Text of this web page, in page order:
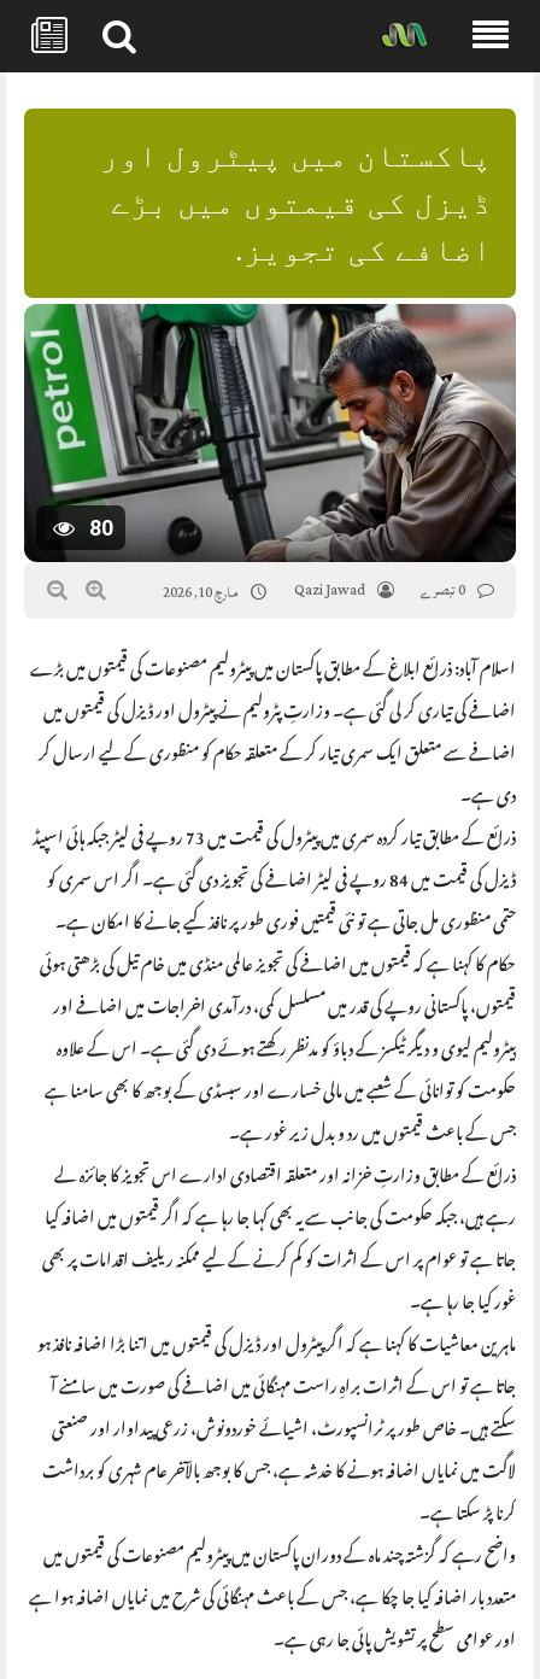
content
پاکستان میں پیٹرول اور
ڈیزل کی قیمتوں میں بڑے
اضافے کی تجویز.
80
Qazi Jawad مارچ 10, 2026
اسلام آباد: ذرائع ابلاغ کے مطابق پاکستان میں پیٹرولیم مصنوعات کی قیمتوں میں بڑے
اضافے کی تیاری کر لی گئی ہے۔ وزارتِ پٹرولیم نے پیٹرول اور ڈیزل کی قیمتوں میں
اضافے سے متعلق ایک سمری تیار کر کے متعلقہ حکام کو منظوری کے لیے ارسال کر
دی ہے۔
ذرائع کے مطابق تیار کردہ سمری میں پیٹرول کی قیمت میں 73 روپے فی لیٹر جبکہ ہائی اسپیڈ
ڈیزل کی قیمت میں 84 روپے فی لیٹر اضافے کی تجویز دی گئی ہے۔ اگر اس سمری کو
حتمی منظوری مل جاتی ہے تو نئی قیمتیں فوری طور پر نافذ کیے جانے کا امکان ہے۔
حکام کا کہنا ہے کہ قیمتوں میں اضافے کی تجویز عالمی منڈی میں خام تیل کی بڑھتی ہوئی
قیمتوں، پاکستانی روپے کی قدر میں مسلسل کمی، درآمدی اخراجات میں اضافے اور
پیٹرولیم لیوی و دیگر ٹیکسز کے دباؤ کو مدنظر رکھتے ہوئے دی گئی ہے۔ اس کے علاوہ
حکومت کو توانائی کے شعبے میں مالی خسارے اور سبسڈی کے بوجھ کا بھی سامنا ہے
جس کے باعث قیمتوں میں رد و بدل زیر غور ہے۔
ذرائع کے مطابق وزارتِ خزانہ اور متعلقہ اقتصادی ادارے اس تجویز کا جائزہ لے
رہے ہیں، جبکہ حکومت کی جانب سے یہ بھی کہا جا رہا ہے کہ اگر قیمتوں میں اضافہ کیا
جاتا ہے تو عوام پر اس کے اثرات کو کم کرنے کے لیے ممکنہ ریلیف اقدامات پر بھی
غور کیا جا رہا ہے۔
ماہرین معاشیات کا کہنا ہے کہ اگر پیٹرول اور ڈیزل کی قیمتوں میں اتنا بڑا اضافہ نافذ ہو
جاتا ہے تو اس کے اثرات براہِ راست مہنگائی میں اضافے کی صورت میں سامنے آ
سکتے ہیں۔ خاص طور پر ٹرانسپورٹ، اشیائے خوردونوش، زرعی پیداوار اور صنعتی
لاگت میں نمایاں اضافہ ہونے کا خدشہ ہے، جس کا بوجھ بالآخر عام شہری کو برداشت
کرنا پڑ سکتا ہے۔
واضح رہے کہ گزشتہ چند ماہ کے دوران پاکستان میں پیٹرولیم مصنوعات کی قیمتوں میں
متعدد بار اضافہ کیا جا چکا ہے، جس کے باعث مہنگائی کی شرح میں نمایاں اضافہ ہوا ہے
اور عوامی سطح پر تشویش پائی جا رہی ہے۔